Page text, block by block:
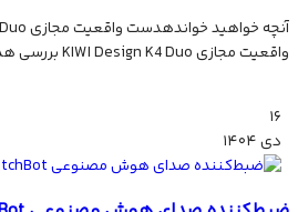
واقعیت مجازی KIWI Design K4 Duo بررسی هدست...
۱۶
دی۱۴۰۴